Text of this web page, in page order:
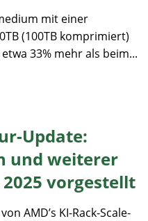
mit einer
(100TB komprimiert)
33% mehr als beim...
Update:
und weiterer
vorgestellt
AMD’s KI-Rack-Scale-